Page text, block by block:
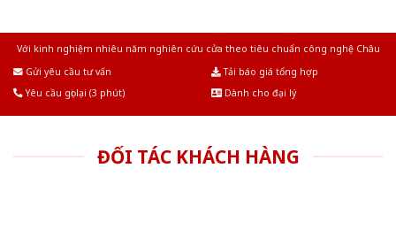
Với kinh nghiệm nhiêu năm nghiên cứu cửa theo tiêu chuẩn công nghệ Châu
Gửi yêu cầu tư vấn
Tải báo giá tổng hợp
Yêu cầu gọi lại (3 phút)
Dành cho đại lý
ĐỐI TÁC KHÁCH HÀNG